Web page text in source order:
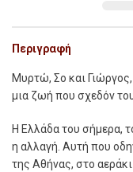
Περιγραφή
Μυρτώ, Σο και
μια ζωή που σχεδόν
Η Ελλάδα του σήμερα,
η αλλαγή. Αυτή που
της Αθήνας, στο αεράκι